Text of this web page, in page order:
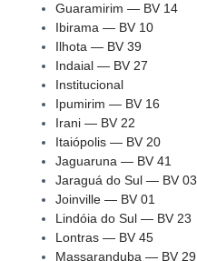
Guaramirim — BV 14
Ibirama — BV 10
Ilhota — BV 39
Indaial — BV 27
Institucional
Ipumirim — BV 16
Irani — BV 22
Itaiópolis — BV 20
Jaguaruna — BV 41
Jaraguá do Sul — BV 03
Joinville — BV 01
Lindóia do Sul — BV 23
Lontras — BV 45
Massaranduba — BV 29